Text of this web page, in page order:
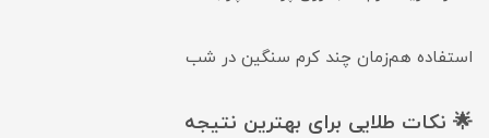
استفاده هم‌زمان چند کرم سنگین در شب
🌟 نکات طلایی برای بهترین نتیجه